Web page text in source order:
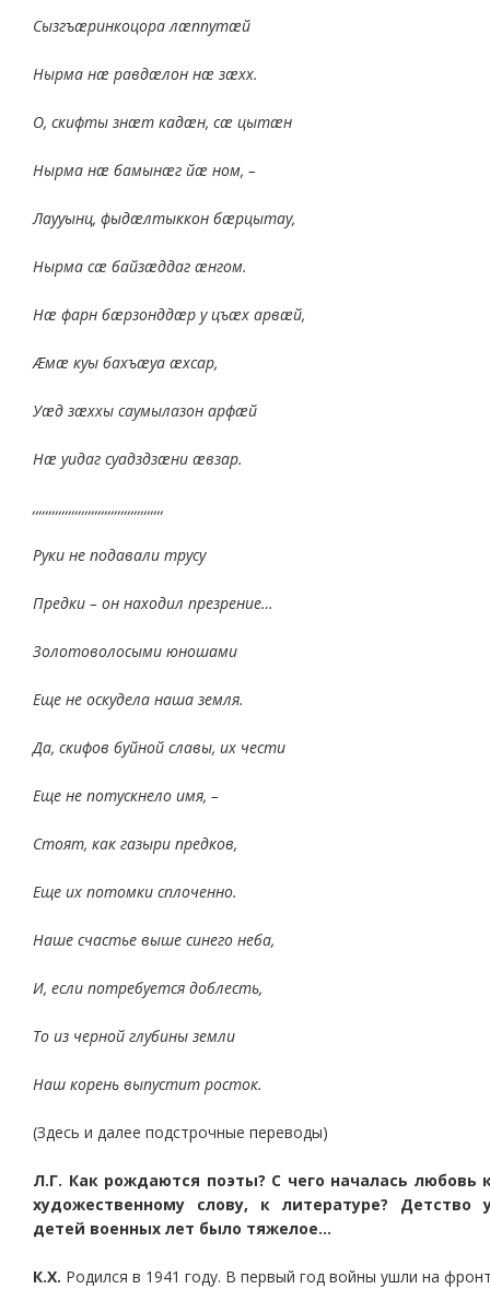
Сызгъæринкоцора лæппутæй
Нырма нæ равдæлон нæ зæхх.
О, скифты знæт кадæн, сæ цытæн
Нырма нæ бамынæг йæ ном, –
Лаууынц, фыдæлтыккон бæрцытау,
Нырма сæ байзæддаг æнгом.
Нæ фарн бæрзонддæр у цъæх арвæй,
Æмæ куы бахъæуа æхсар,
Уæд зæххы саумылазон арфæй
Нæ уидаг суадздзæни æвзар.
,,,,,,,,,,,,,,,,,,,,,,,,,,,,,,,,,,,,,,,,
Руки не подавали трусу
Предки – он находил презрение…
Золотоволосыми юношами
Еще не оскудела наша земля.
Да, скифов буйной славы, их чести
Еще не потускнело имя, –
Стоят, как газыри предков,
Еще их потомки сплоченно.
Наше счастье выше синего неба,
И, если потребуется доблесть,
То из черной глубины земли
Наш корень выпустит росток.
(Здесь и далее подстрочные переводы)
Л.Г. Как рождаются поэты? С чего началась любовь
художественному слову, к литературе? Детство
детей военных лет было тяжелое…
К.Х. Родился в 1941 году. В первый год войны ушли на